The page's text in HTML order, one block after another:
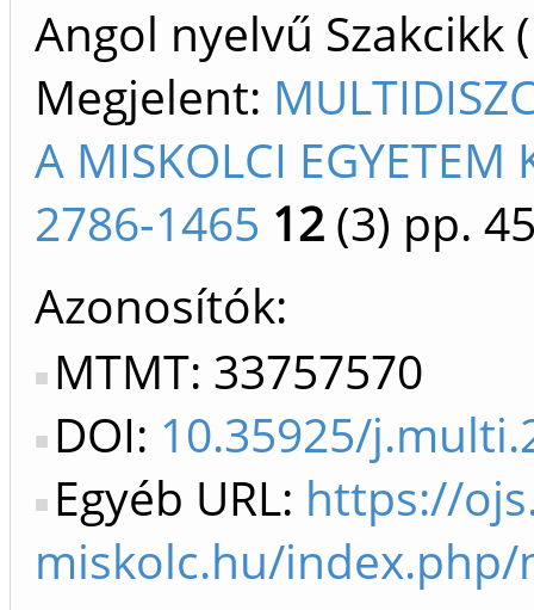
Angol nyelvű
Megjelent:
A MISKOLCI
2786-1465 12 (3) pp.
Azonosítók
MTMT: 33757570
DOI: 10.35925/
Egyéb URL: https://
miskolc.hu/